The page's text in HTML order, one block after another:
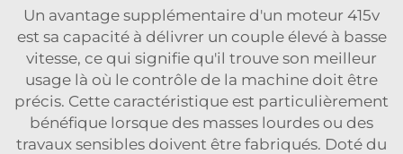
Un avantage supplémentaire d'un moteur 415v
est sa capacité à délivrer un couple élevé à basse
vitesse, ce qui signifie qu'il trouve son meilleur
usage là où le contrôle de la machine doit être
précis. Cette caractéristique est particulièrement
bénéfique lorsque des masses lourdes ou des
travaux sensibles doivent être fabriqués. Doté du